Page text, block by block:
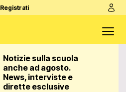
Registrati
Notizie sulla scuola
anche ad agosto.
News, interviste e
dirette esclusive